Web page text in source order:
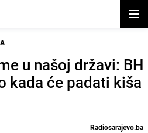
u našoj državi: BH
kada će padati kiša
Radiosarajevo.ba